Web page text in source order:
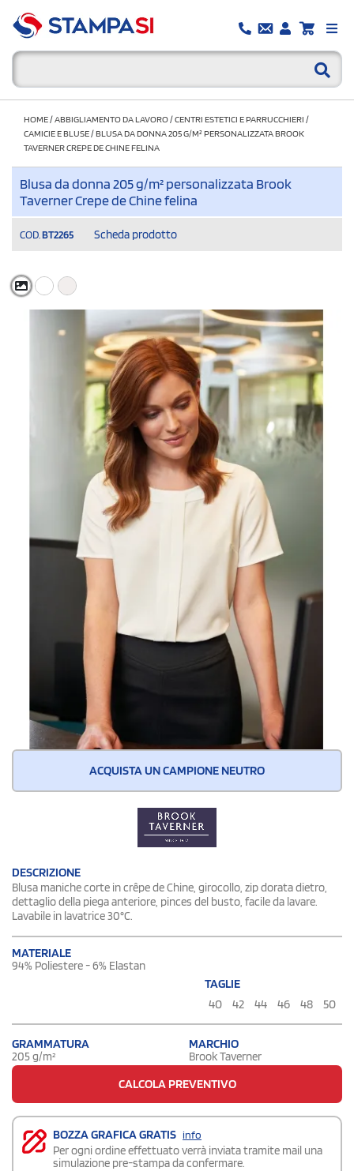
HOME/ABBIGLIAMENTO DA LAVORO/CENTRI ESTETICI E PARRUCCHIERI /
CAMICIE E BLUSE/BLUSA DA DONNA 205 G/M² PERSONALIZZATA BROOK
TAVERNER CREPE DE CHINE FELINA
Blusa da donna 205 g/m² personalizzata Brook
Taverner Crepe de Chine felina
COD. BT2265 Scheda prodotto
ACQUISTA UN CAMPIONE NEUTRO
DESCRIZIONE
Blusa maniche corte in crêpe de Chine, girocollo, zip dorata dietro,
dettaglio della piega anteriore, pinces del busto, facile da lavare.
Lavabile in lavatrice 30°C.
MATERIALE
94% Poliestere - 6% Elastan
TAGLIE
40
42 44 46 48 50
GRAMMATURA
205 g/m²
MARCHIO
Brook Taverner
CALCOLA PREVENTIVO
BOZZA GRAFICA GRATIS info
Per ogni ordine effettuato verrà inviata tramite mail una
simulazione pre-stampa da confermare.